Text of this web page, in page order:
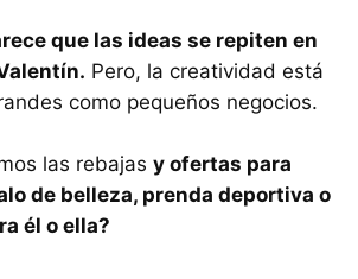
que las ideas se repiten en
Pero, la creatividad está
como pequeños negocios.
las rebajas y ofertas para
de belleza, prenda deportiva o
él o ella?